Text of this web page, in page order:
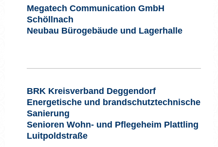
Megatech Communication GmbH
Schöllnach
Neubau Bürogebäude und Lagerhalle
BRK Kreisverband Deggendorf
Energetische und brandschutztechnische
Sanierung
Senioren Wohn- und Pflegeheim Plattling
Luitpoldstraße